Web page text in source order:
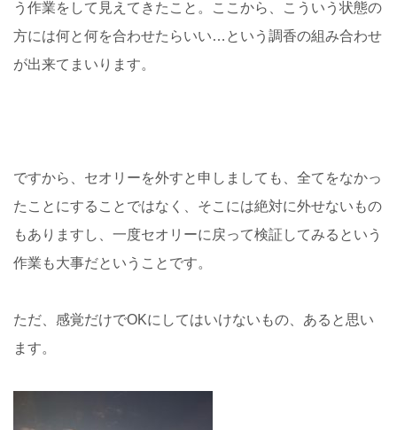
う作業をして見えてきたこと。ここから、こういう状態の
方には何と何を合わせたらいい…という調香の組み合わせ
が出来てまいります。
ですから、セオリーを外すと申しましても、全てをなかっ
たことにすることではなく、そこには絶対に外せないもの
もありますし、一度セオリーに戻って検証してみるという
作業も大事だということです。
ただ、感覚だけでOKにしてはいけないもの、あると思い
ます。